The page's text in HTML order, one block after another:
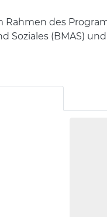
Rahmen des
(BMAS)